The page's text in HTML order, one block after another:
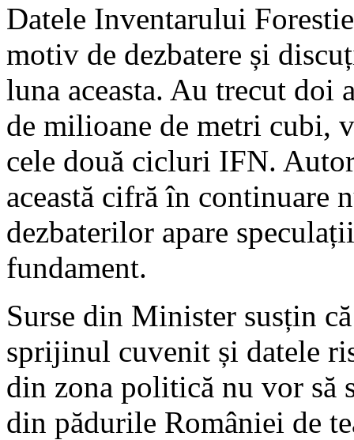
Datele Inventarului
motiv de dezbatere și
luna aceasta. Au trecut doi
de milioane de metri cubi,
cele două cicluri IFN.
această cifră în continuare
dezbaterilor apare
fundament.
Surse din Minister susțin
sprijinul cuvenit și datele
din zona politică nu vor să
din pădurile României de